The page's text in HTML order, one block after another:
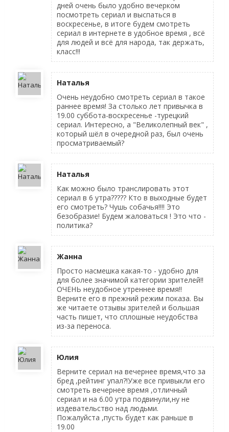
дней очень было удобно вечерком
посмотреть сериал и выспаться в
воскресенье, в итоге будем смотреть
сериал в интернете в удобное время , всё
для людей и всё для народа, так держать,
класс!!!
Наталья
Очень неудобно смотреть сериал в такое
раннее время! За столько лет привычка в
19.00 суббота-воскресенье -турецкий
сериал. Интересно, а "Великолепный век" ,
который шёл в очередной раз, был очень
просматриваемый?
Наталья
Как можно было транслировать этот
сериал в 6 утра????? Кто в выходные будет
его смотреть? Чушь собачья!!!! Это
безобразие! Будем жаловаться ! Это что -
политика?
Жанна
Просто насмешка какая-то - удобно для
для более значимой категории зрителей!!
ОЧЕНЬ неудобное утреннее время!!
Верните его в прежний режим показа. Вы
же читаете отзывы зрителей и большая
часть пишет, что сплошные неудобства
из-за переноса.
Юлия
Верните сериал на вечернее время,что за
бред ,рейтинг упал?!Уже все привыкли его
смотреть вечернее время ,отличный
сериал и на 6.00 утра подвинули,ну не
издевательство над людьми.
Пожалуйста ,пусть будет как раньше в
19.00